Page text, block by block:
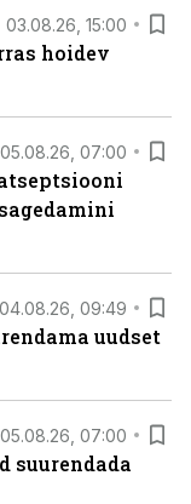
03.08.26, 15:00
hoidev
05.08.26, 07:00
04.08.26, 09:49
uudset
05.08.26, 07:00
suurendada